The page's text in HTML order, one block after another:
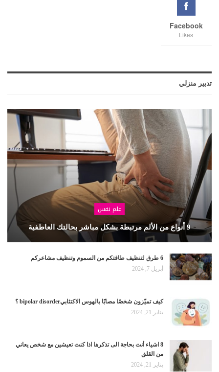
Facebook
Likes
تدبير منزلي
علم نفس
9 أنواع من الألم مرتبطة بشكل مباشر بحالتك العاطفية
6 طرق لتنظيف طاقتكم من السموم وتنظيف مشاعركم
أبريل 7, 2024
كيف تميّزون شخصًا مصابًا بالهوس الاكتئابيbipolar disorder ؟
يناير 21, 2024
8 اشياء أنت بحاجة الى تذكرها اذا كنت تعيشين مع شخص يعاني
من القلق
يناير 21, 2024